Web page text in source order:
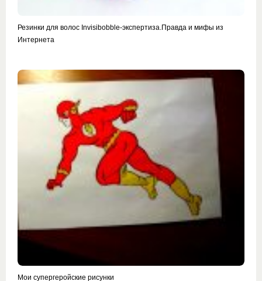
Резинки для волос Invisibobble-экспертиза.Правда и мифы из
Интернета
Мои супергеройские рисунки